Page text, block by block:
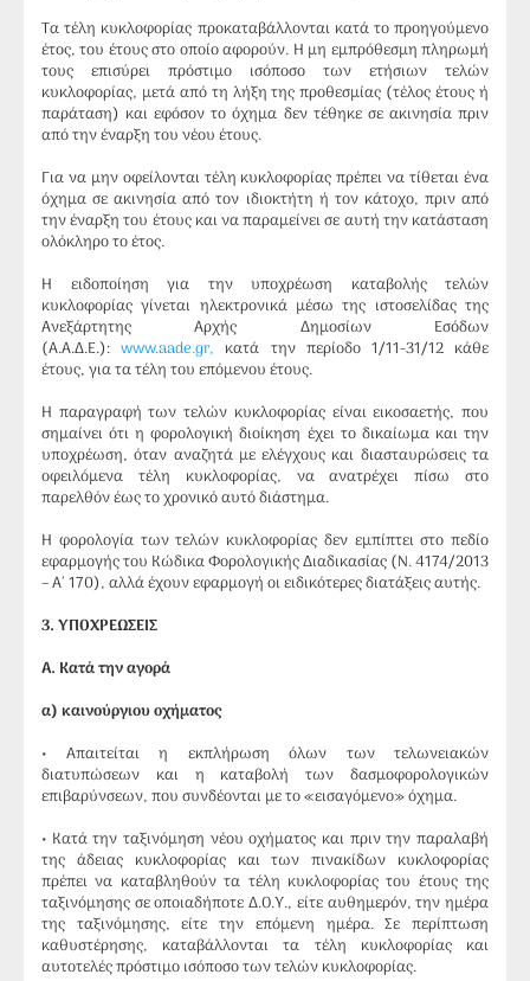
Τα τέλη κυκλοφορίας προκαταβάλλονται κατά το προηγούμενο
έτος, του έτους στο οποίο αφορούν. Η μη εμπρόθεσμη πληρωμή
τους επισύρει πρόστιμο ισόποσο των ετήσιων τελών
κυκλοφορίας, μετά από τη λήξη της προθεσμίας (τέλος έτους ή
παράταση) και εφόσον το όχημα δεν τέθηκε σε ακινησία πριν
από την έναρξη του νέου έτους.
Για να μην οφείλονται τέλη κυκλοφορίας πρέπει να τίθεται ένα
όχημα σε ακινησία από τον ιδιοκτήτη ή τον κάτοχο, πριν από
την έναρξη του έτους και να παραμείνει σε αυτή την κατάσταση
ολόκληρο το έτος.
Η ειδοποίηση για την υποχρέωση καταβολής τελών
κυκλοφορίας γίνεται ηλεκτρονικά μέσω της ιστοσελίδας της
Ανεξάρτητης Αρχής Δημοσίων Εσόδων
(Α.Α.Δ.Ε.):www.aade.gr, κατά την περίοδο 1/11-31/12 κάθε
έτους, για τα τέλη του επόμενου έτους.
Η παραγραφή των τελών κυκλοφορίας είναι εικοσαετής, που
σημαίνει ότι η φορολογική διοίκηση έχει το δικαίωμα και την
υποχρέωση, όταν αναζητά με ελέγχους και διασταυρώσεις τα
οφειλόμενα τέλη κυκλοφορίας, να ανατρέχει πίσω στο
παρελθόν έως το χρονικό αυτό διάστημα.
Η φορολογία των τελών κυκλοφορίας δεν εμπίπτει στο πεδίο
εφαρμογής του Κώδικα Φορολογικής Διαδικασίας (Ν. 4174/2013
– Α΄ 170), αλλά έχουν εφαρμογή οι ειδικότερες διατάξεις αυτής.
3.ΥΠΟΧΡΕΩΣΕΙΣ
Α. Κατά την αγορά
α) καινούργιου οχήματος
• Απαιτείται η εκπλήρωση όλων των τελωνειακών
διατυπώσεων και η καταβολή των δασμοφορολογικών
επιβαρύνσεων, που συνδέονται με το «εισαγόμενο» όχημα.
• Κατά την ταξινόμηση νέου οχήματος και πριν την παραλαβή
της άδειας κυκλοφορίας και των πινακίδων κυκλοφορίας
πρέπει να καταβληθούν τα τέλη κυκλοφορίας του έτους της
ταξινόμησης σε οποιαδήποτε Δ.Ο.Υ., είτε αυθημερόν, την ημέρα
της ταξινόμησης, είτε την επόμενη ημέρα. Σε περίπτωση
καθυστέρησης, καταβάλλονται τα τέλη κυκλοφορίας και
αυτοτελές πρόστιμο ισόποσο των τελών κυκλοφορίας.